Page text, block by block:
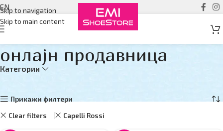
Skip to navigation
Skip to main content
EN
онлајн продавница
Категории
Прикажи филтери
Clear filters Capelli Rossi